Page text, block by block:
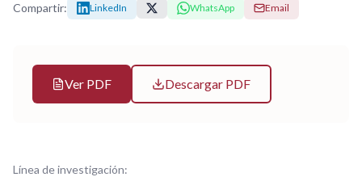
Compartir: LinkedIn WhatsApp Email
Ver PDF Descargar PDF
Línea de investigación: